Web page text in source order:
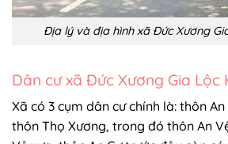
Địa lý và địa hình xã Đức Xương
Dân cư xã Đức Xương Gia Lộc
Xã có 3 cụm dân cư chính là: thôn
thôn Thọ Xương, trong đó thôn An